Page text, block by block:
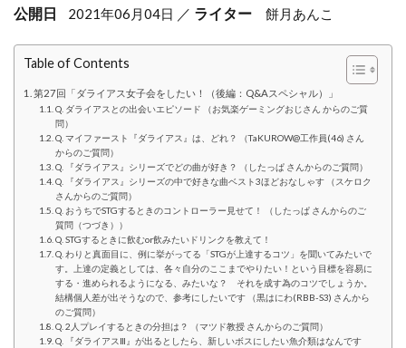
公開日 2021年06月04日 ライター 餅月あんこ
Table of Contents
第27回「ダライアス女子会をしたい！（後編：Q&Aスペシャル）」
Q. ダライアスとの出会いエピソード （お気楽ゲーミングおじさん からのご質
問）
Q. マイファースト『ダライアス』は、どれ？ （TaKUROW@工作員(46) さん
からのご質問）
Q. 『ダライアス』シリーズでどの曲が好き？ （したっぱ さんからのご質問）
Q. 『ダライアス』シリーズの中で好きな曲ベスト3ほどおなしゃす （スケロク
さんからのご質問）
Q. おうちでSTGするときのコントローラー見せて！ （したっぱ さんからのご
質問（つづき））
Q. STGするときに飲むor飲みたいドリンクを教えて！
Q. わりと真面目に、例に挙がってる「STGが上達するコツ」を聞いてみたいで
す。上達の定義としては、各々自分のここまでやりたい！という目標を容易に
する・進められるようになる、みたいな？ それを成す為のコツでしょうか。
結構個人差が出そうなので、参考にしたいです （黒はにわ(RBB-S3) さんから
のご質問）
Q. 2人プレイするときの分担は？ （マツド教授 さんからのご質問）
Q. 『ダライアスⅢ』が出るとしたら、新しいボスにしたい魚介類はなんです